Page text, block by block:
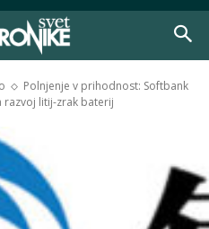
Polnjenje v prihodnost: Softbank
razvoj litij-zrak baterij